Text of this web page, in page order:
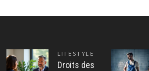
LIFESTYLE
Droits des